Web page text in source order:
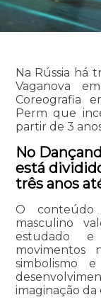
Na Rússia há
Vaganova
Coreografia
Perm que
partir de 3
No
está
três anos
O
masculino
estudado
movimentos
simbolismo
imaginação da